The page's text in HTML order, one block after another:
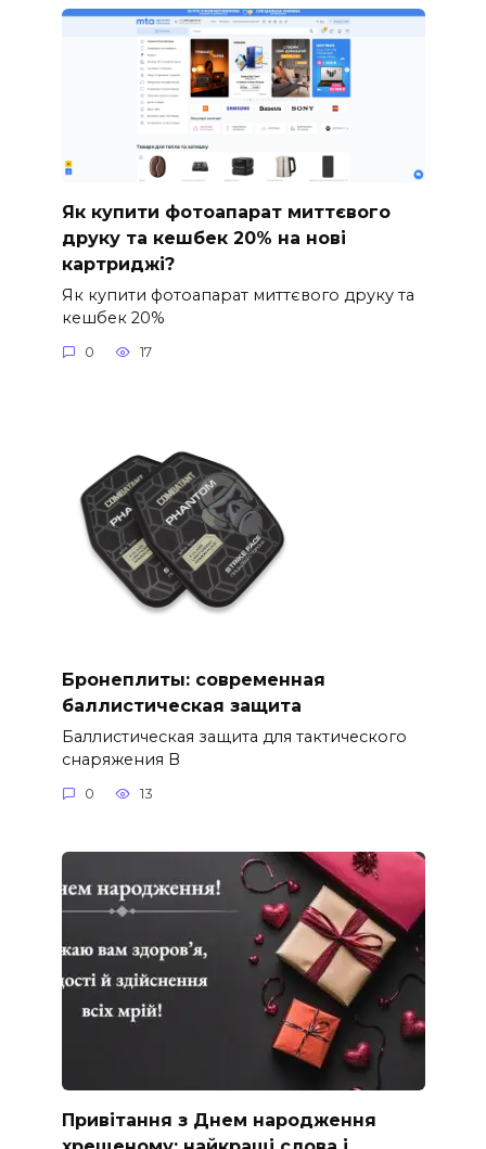
Як купити фотоапарат миттєвого
друку та кешбек 20% на нові
картриджі?
Як купити фотоапарат миттєвого друку та
кешбек 20%
0 17
Бронеплиты: современная
баллистическая защита
Баллистическая защита для тактического
снаряжения В
0 13
Привітання з Днем народження